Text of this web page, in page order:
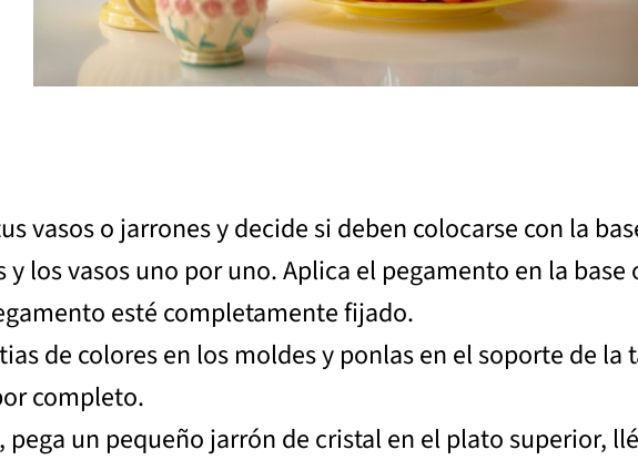
vasos o jarrones y decide si deben colocarse con la
los vasos uno por uno. Aplica el pegamento en la
esté completamente fijado.
de colores en los moldes y ponlas en el soporte de
completo.
un pequeño jarrón de cristal en el plato superior,